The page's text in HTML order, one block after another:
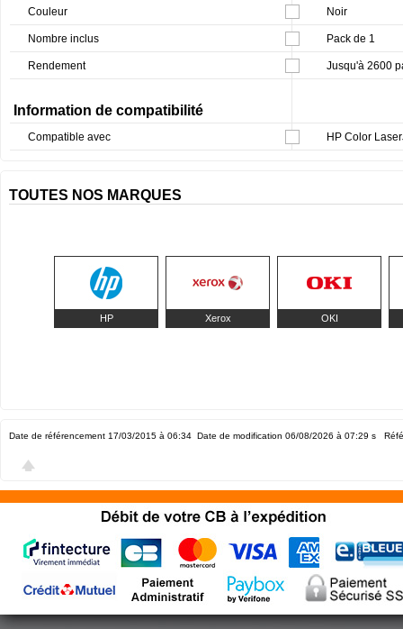
Couleur Noir
Nombre inclus Pack de 1
Rendement Jusqu'à 2600
Information de compatibilité
Compatible avec HP Color
TOUTES NOS MARQUES
HP Xerox OKI
Date de référencement 17/03/2015 à 06:34 Date de modification 06/08/2026 à 07:29 s